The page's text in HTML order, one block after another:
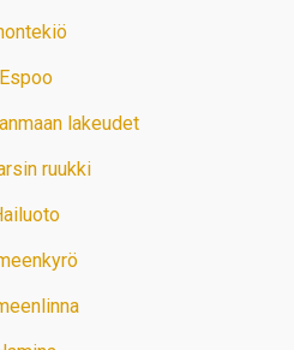
Espoo
lakeudet
ruukki